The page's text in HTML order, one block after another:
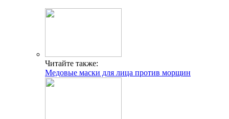
Читайте также:
Медовые маски для лица против морщин